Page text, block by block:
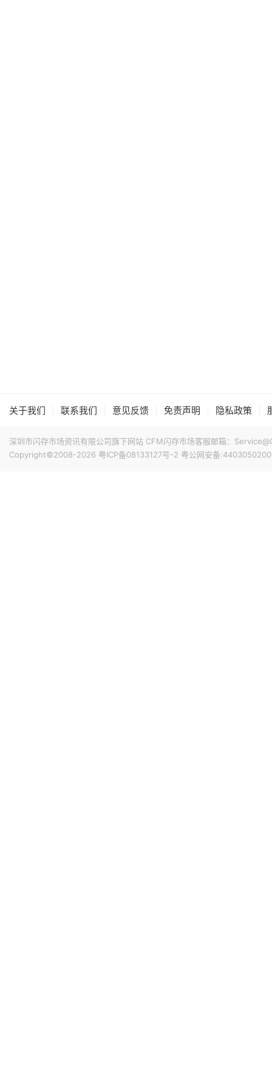
关于我们 联系我们 意见反馈 免责声明 隐私政策
深圳市闪存市场资讯有限公司旗下网站 CFM闪存市场客服邮箱：
Copyright©2008-2026 粤ICP备08133127号-2 粤公网安备